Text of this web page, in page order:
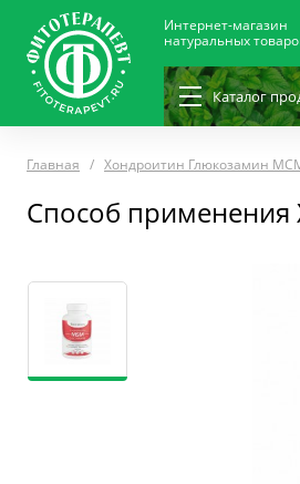
Интернет-магазин
натуральных
Каталог
Главная Хондроитин Глюкозамин МСМ
Способ применения